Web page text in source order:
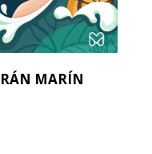
MARÍN